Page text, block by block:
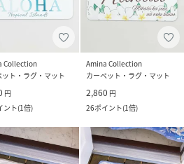
Collection
ット・ラグ・マット
円
ント(1倍)
Amina Collection
カーペット・ラグ・マット
2,860 円
26ポイント(1倍)